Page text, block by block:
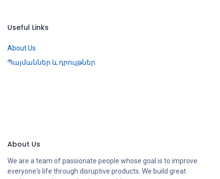
Useful Links
About Us
Պայմաններ և դրույթներ
About Us
We are a team of passionate people whose goal is to improve
everyone's life through disruptive products. We build great